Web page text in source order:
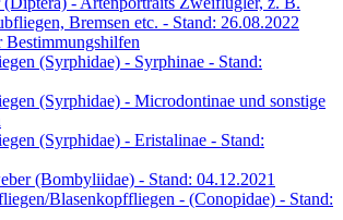
Bremsen etc. - Stand: 26.08.2022
Bestimmungshilfen
(Syrphidae) - Syrphinae - Stand:
(Syrphidae) - Microdontinae und sonstige
(Syrphidae) - Eristalinae - Stand:
(Bombyliidae) - Stand: 04.12.2021
Blasenkopffliegen - (Conopidae) - Stand: